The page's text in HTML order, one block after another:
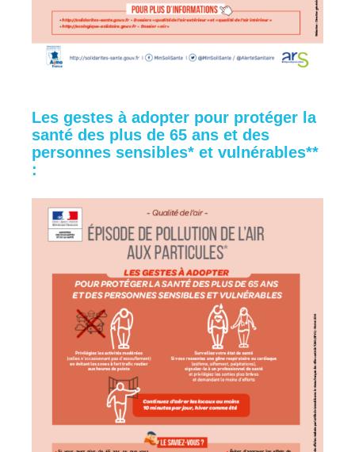
Les gestes à adopter pour protéger la
santé des plus de 65 ans et des
personnes sensibles* et vulnérables**
: